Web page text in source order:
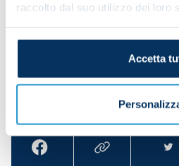
raccolto dal suo utilizzo dei loro
Accetta
v Cape Verde (22 June);
Share the article with your